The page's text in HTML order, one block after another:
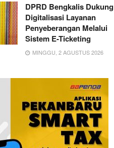
DPRD Bengkalis Dukung
Digitalisasi Layanan
Penyeberangan Melalui
Sistem E-Ticketing
MINGGU, 2 AGUSTUS 2026